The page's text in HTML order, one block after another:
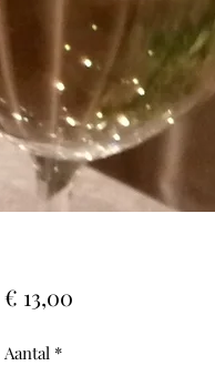
€ 13,00Prijs
Aantal *